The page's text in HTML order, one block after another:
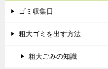
ゴミ収集日
粗大ゴミを出す方法
粗大ごみの知識